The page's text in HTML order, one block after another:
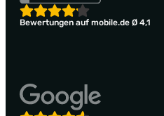
Bewertungen auf mobile.de Ø 4,1